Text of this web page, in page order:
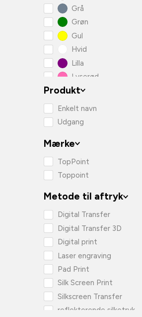
Grå
Grøn
Gul
Hvid
Lilla
Lyserød
Orange
Rød
Produkt
Enkelt navn
Udgang
Mærke
TopPoint
Toppoint
Metode til aftryk
Digital Transfer
Digital Transfer 3D
Digital print
Laser engraving
Pad Print
Silk Screen Print
Silkscreen Transfer
reflekterende silketryk